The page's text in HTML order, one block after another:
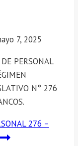
7, 2025
PERSONAL
N° 276
276 –